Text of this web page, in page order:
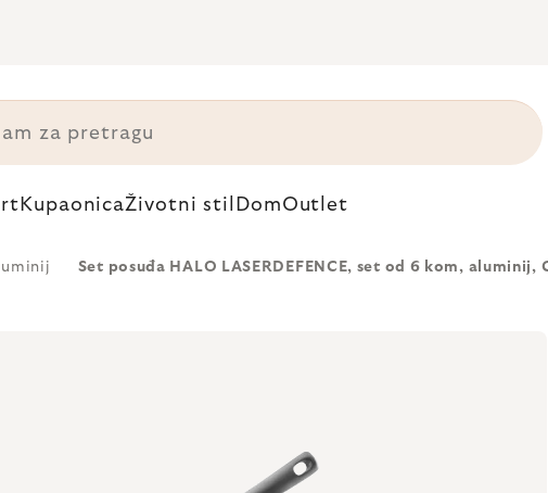
KupaonicaŽivotni stil DomOutlet
Set posuđa HALO LASERDEFENCE, set od 6 kom, aluminij,